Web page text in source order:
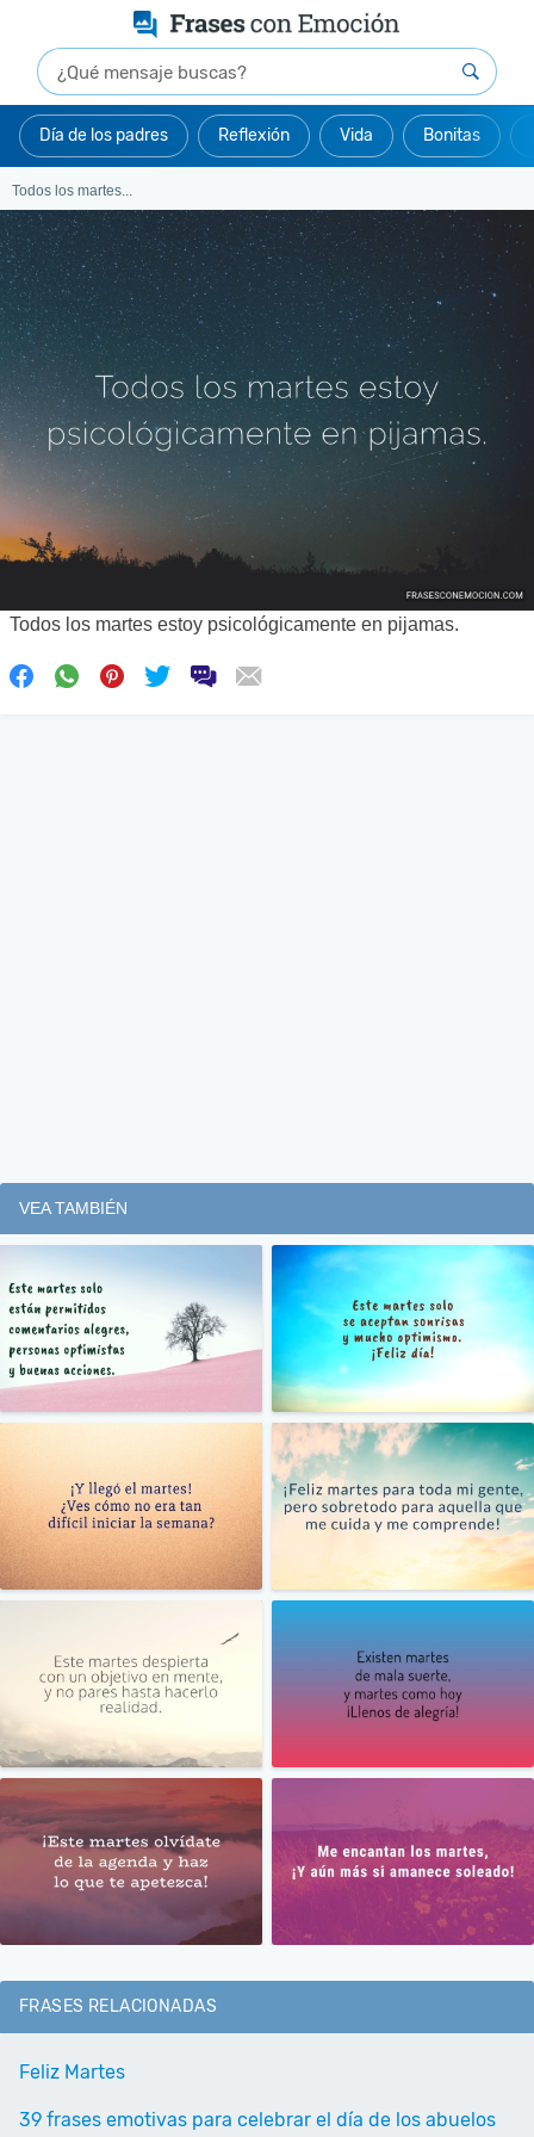
Día de los padres Reflexión Vida Bonitas
Todos los martes...
Todos los martes estoy psicológicamente en pijamas.
VEA TAMBIÉN
FRASES RELACIONADAS
Feliz Martes
39 frases emotivas para celebrar el día de los abuelos